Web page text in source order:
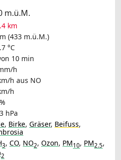
m.ü.M.
km
(433 m.ü.M.)
°C
10 min
h
h aus NO
h
hPa
, Birke, Gräser, Beifuss,
3, CO, NO2, Ozon, PM10, PM2.5,
2